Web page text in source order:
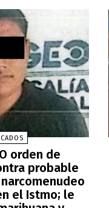
orden de
probable
el Istmo; le